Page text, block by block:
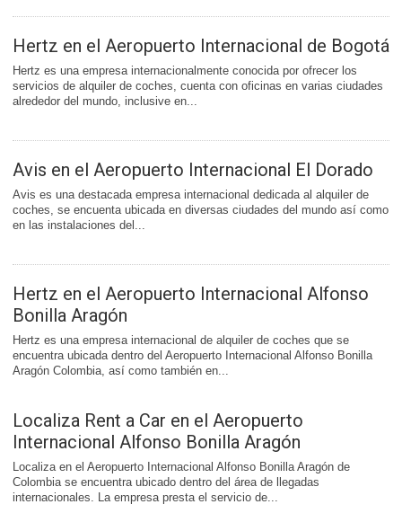
Hertz en el Aeropuerto Internacional de Bogotá
Hertz es una empresa internacionalmente conocida por ofrecer los
servicios de alquiler de coches, cuenta con oficinas en varias ciudades
alrededor del mundo, inclusive en...
Avis en el Aeropuerto Internacional El Dorado
Avis es una destacada empresa internacional dedicada al alquiler de
coches, se encuenta ubicada en diversas ciudades del mundo así como
en las instalaciones del...
Hertz en el Aeropuerto Internacional Alfonso
Bonilla Aragón
Hertz es una empresa internacional de alquiler de coches que se
encuentra ubicada dentro del Aeropuerto Internacional Alfonso Bonilla
Aragón Colombia, así como también en...
Localiza Rent a Car en el Aeropuerto
Internacional Alfonso Bonilla Aragón
Localiza en el Aeropuerto Internacional Alfonso Bonilla Aragón de
Colombia se encuentra ubicado dentro del área de llegadas
internacionales. La empresa presta el servicio de...